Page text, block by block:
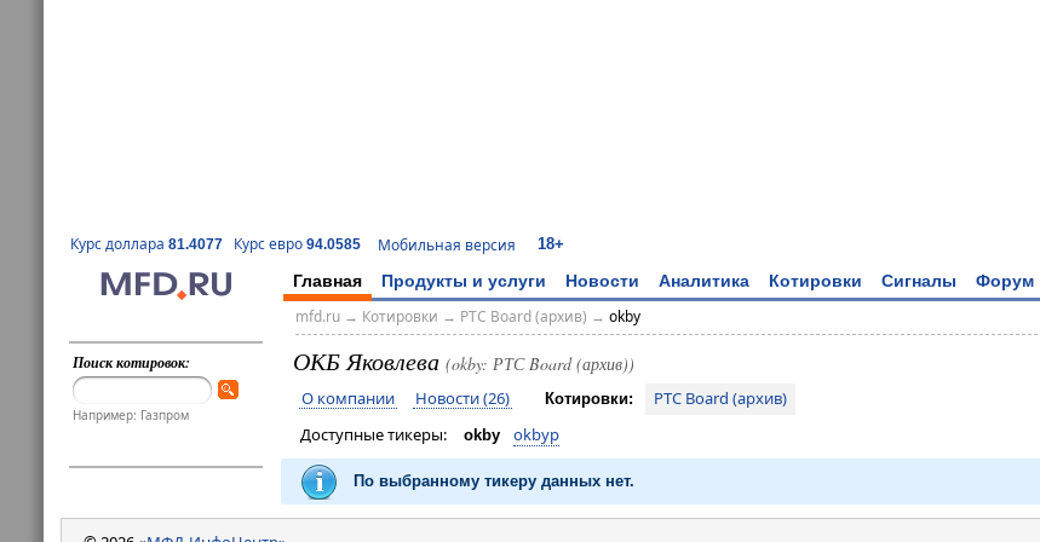
Курс доллара 81.4077 Курс евро 94.0585 Мобильная версия 18+
Главная Продукты и услуги Новости Аналитика Котировки Сигналы Форум
Поиск котировок:
Например: Газпром
mfd.ru→ Котировки → РТС Board (архив) → okby
ОКБ Яковлева (okby: РТС Board (архив))
О компании Новости (26) Котировки:
РТС Board (архив)
Доступные тикеры:
okby okbyp
По выбранному тикеру данных нет.